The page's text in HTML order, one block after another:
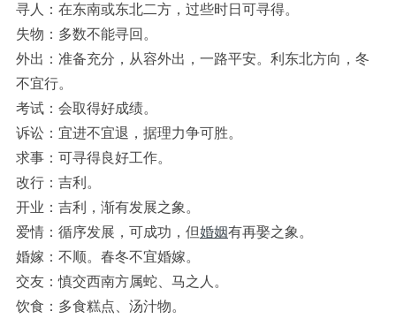
寻人：在东南或东北二方，过些时日可寻得。
失物：多数不能寻回。
外出：准备充分，从容外出，一路平安。利东北方向，冬
不宜行。
考试：会取得好成绩。
诉讼：宜进不宜退，据理力争可胜。
求事：可寻得良好工作。
改行：吉利。
开业：吉利，渐有发展之象。
爱情：循序发展，可成功，但婚姻有再娶之象。
婚嫁：不顺。春冬不宜婚嫁。
交友：慎交西南方属蛇、马之人。
饮食：多食糕点、汤汁物。